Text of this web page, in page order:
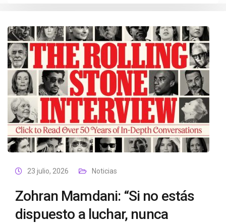
23 julio, 2026 Noticias
Zohran Mamdani: “Si no estás
dispuesto a luchar, nunca